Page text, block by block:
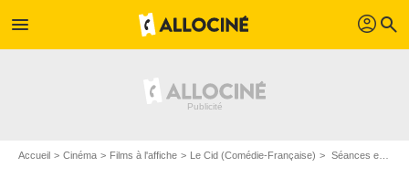
menu profil search
Accueil Cinéma Films à l'affiche Le Cid (Comédie-Française) Séances et horaires Le Cid (Comédie-Française) - Argenteuil